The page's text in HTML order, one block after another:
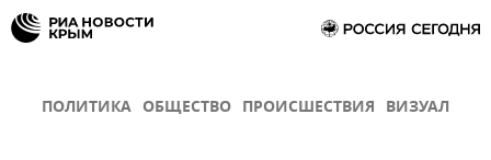
ПОЛИТИКА ОБЩЕСТВО ПРОИСШЕСТВИЯ ВИЗУАЛ